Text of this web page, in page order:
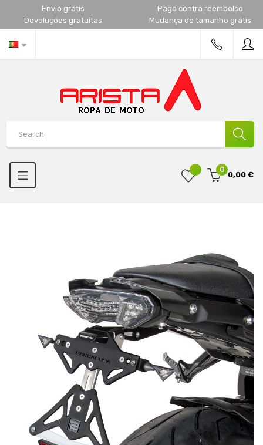
Envio grátis
Pago contra reembolso
Devoluções gratuitas
Mudança de tamanho grátis
0
0,00 €